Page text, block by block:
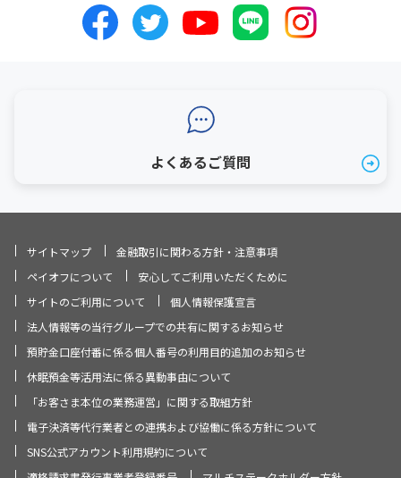
よくあるご質問
サイトマップ
金融取引に関わる方針・注意事項
ペイオフについて
安心してご利用いただくために
サイトのご利用について
個人情報保護宣言
法人情報等の当行グループでの共有に関するお知らせ
預貯金口座付番に係る個人番号の利用目的追加のお知らせ
休眠預金等活用法に係る異動事由について
「お客さま本位の業務運営」に関する取組方針
電子決済等代行業者との連携および協働に係る方針について
SNS公式アカウント利用規約について